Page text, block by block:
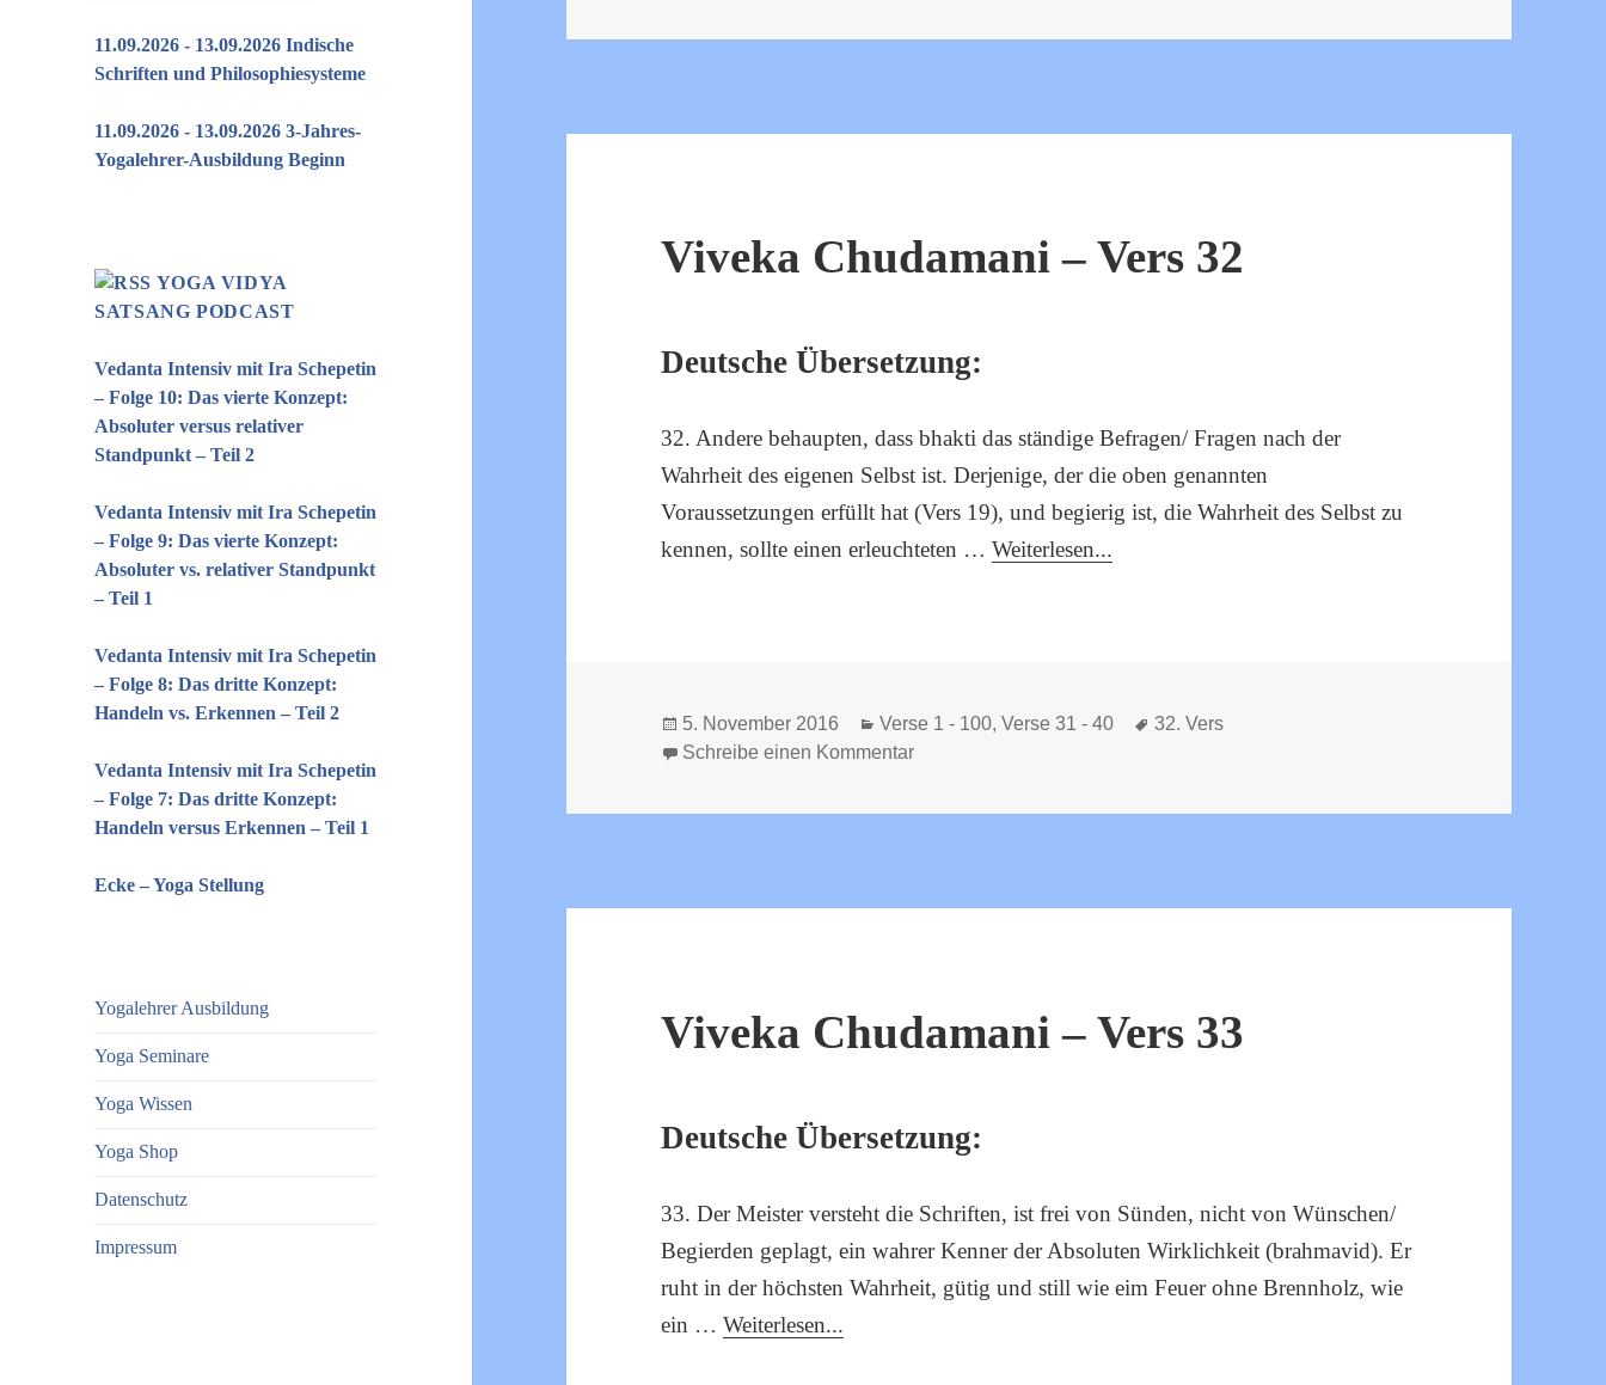
11.09.2026 - 13.09.2026 Indische
Schriften und Philosophiesysteme
11.09.2026 - 13.09.2026 3-Jahres-
Yogalehrer-Ausbildung Beginn
YOGA VIDYA
SATSANG PODCAST
Vedanta Intensiv mit Ira Schepetin
– Folge 10: Das vierte Konzept:
Absoluter versus relativer
Standpunkt – Teil 2
Vedanta Intensiv mit Ira Schepetin
– Folge 9: Das vierte Konzept:
Absoluter vs. relativer Standpunkt
– Teil 1
Vedanta Intensiv mit Ira Schepetin
– Folge 8: Das dritte Konzept:
Handeln vs. Erkennen – Teil 2
Vedanta Intensiv mit Ira Schepetin
– Folge 7: Das dritte Konzept:
Handeln versus Erkennen – Teil 1
Ecke – Yoga Stellung
Yogalehrer Ausbildung
Yoga Seminare
Yoga Wissen
Yoga Shop
Datenschutz
Impressum
Viveka Chudamani – Vers 32
Deutsche Übersetzung:
32. Andere behaupten, dass bhakti das ständige Befragen/ Fragen nach der
Wahrheit des eigenen Selbst ist. Derjenige, der die oben genannten
Voraussetzungen erfüllt hat (Vers 19), und begierig ist, die Wahrheit des Selbst zu
kennen, sollte einen erleuchteten …Weiterlesen...
Veröffentlicht
am
5. November 2016 Kategorien
Verse 1 - 100,Verse 31 - 40 Schlagwörter
32. Vers
Schreibe einen Kommentarzu Viveka Chudamani – Vers 32
Viveka Chudamani – Vers 33
Deutsche Übersetzung:
33. Der Meister versteht die Schriften, ist frei von Sünden, nicht von Wünschen/
Begierden geplagt, ein wahrer Kenner der Absoluten Wirklichkeit (brahmavid). Er
ruht in der höchsten Wahrheit, gütig und still wie eim Feuer ohne Brennholz, wie
ein …Weiterlesen...